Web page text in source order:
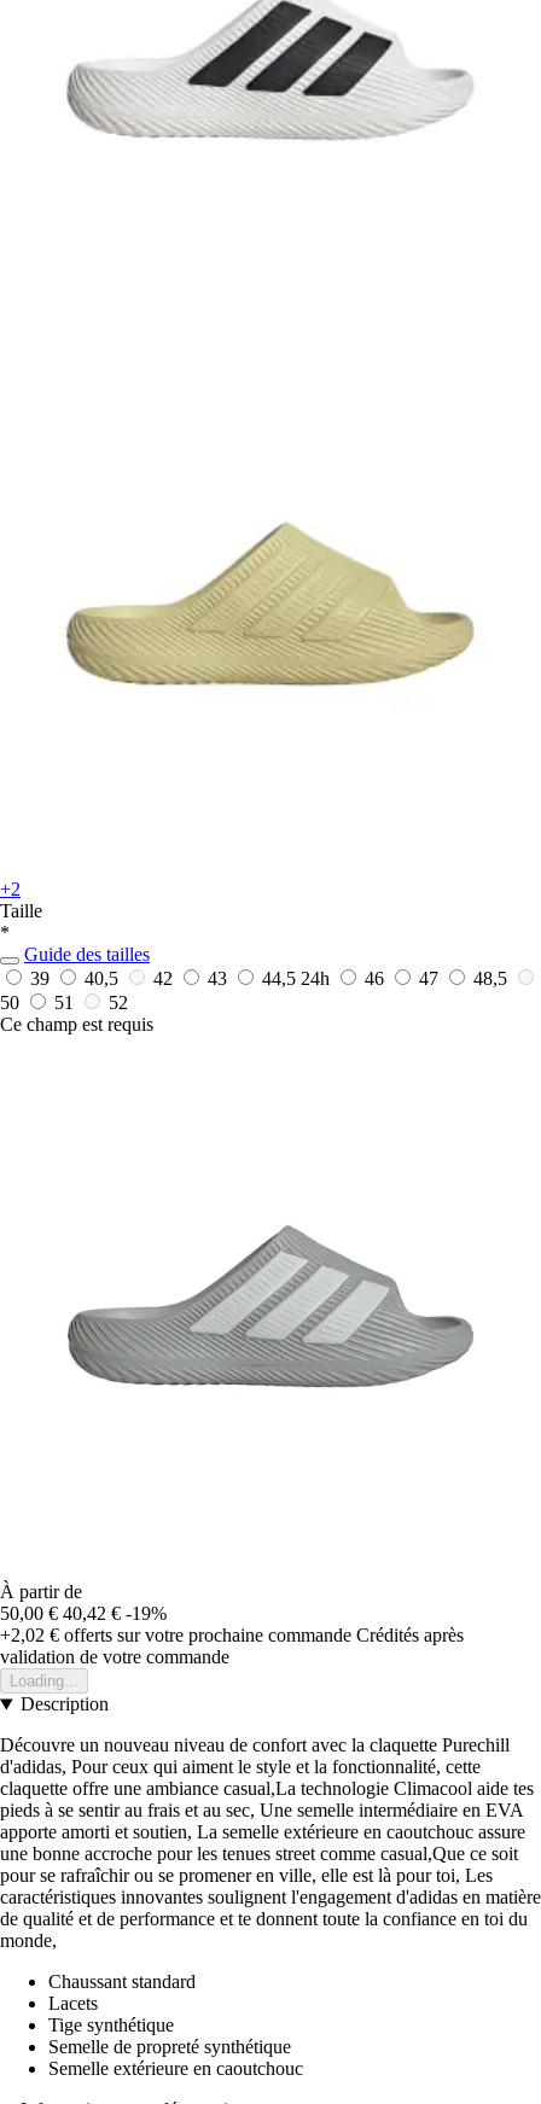
+2
Taille
*
Guide des tailles
39
40,5 42 43 44,5 24h 46 47
48,5
50
51
52
Ce champ est requis
À partir de
50,00 € 40,42 € -19%
+2,02 € offerts sur votre prochaine commande Crédités après
validation de votre commande
Loading...
Description
Découvre un nouveau niveau de confort avec la claquette Purechill
d'adidas, Pour ceux qui aiment le style et la fonctionnalité, cette
claquette offre une ambiance casual,La technologie Climacool aide tes
pieds à se sentir au frais et au sec, Une semelle intermédiaire en EVA
apporte amorti et soutien, La semelle extérieure en caoutchouc assure
une bonne accroche pour les tenues street comme casual,Que ce soit
pour se rafraîchir ou se promener en ville, elle est là pour toi, Les
caractéristiques innovantes soulignent l'engagement d'adidas en matière
de qualité et de performance et te donnent toute la confiance en toi du
monde,
Chaussant standard
Lacets
Tige synthétique
Semelle de propreté synthétique
Semelle extérieure en caoutchouc